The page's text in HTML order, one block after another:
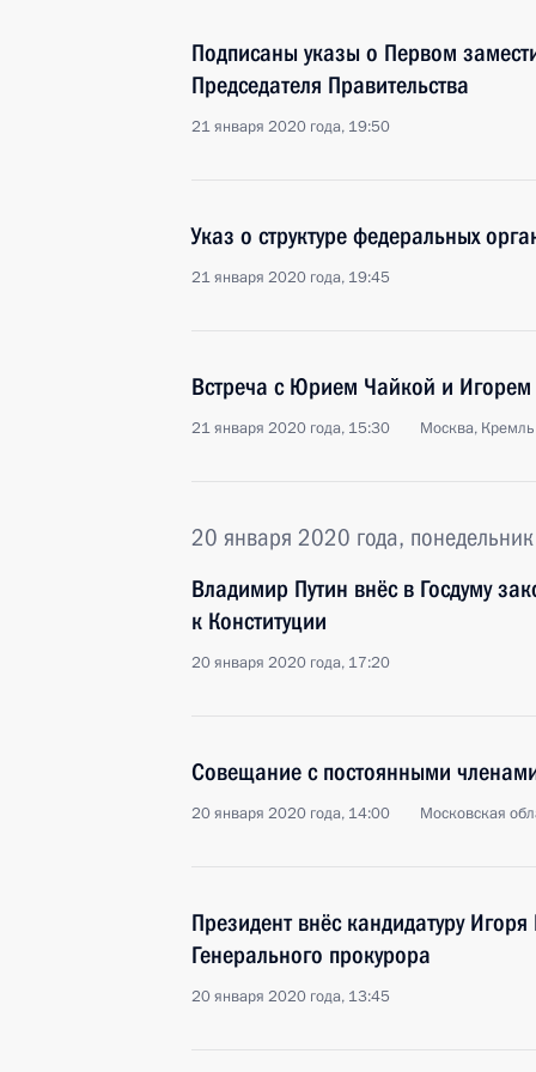
Подписаны указы о Первом
Председателя Правительства
21 января 2020 года, 19:50
Указ о структуре федеральных
21 января 2020 года, 19:45
Встреча с Юрием Чайкой и
21 января 2020 года, 15:30 Москва, Кремль
20 января 2020 года, понедельник
Владимир Путин внёс в Госдуму
к Конституции
20 января 2020 года, 17:20
Совещание с постоянными
20 января 2020 года, 14:00 Московская
Президент внёс кандидатуру
Генерального прокурора
20 января 2020 года, 13:45